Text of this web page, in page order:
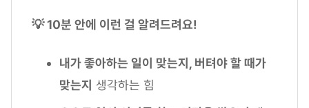
💡 10분 안에 이런 걸 알려드려요!
내가 좋아하는 일이 맞는지, 버텨야 할 때가
맞는지 생각하는 힘